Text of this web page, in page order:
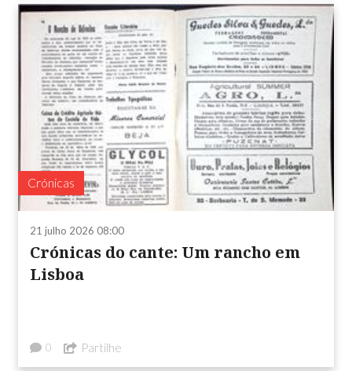
Crónicas
21 julho 2026 08:00
Crónicas do cante: Um rancho em
Lisboa
0 Partilhe